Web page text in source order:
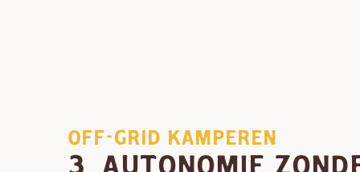
OFF-GRID KAMPEREN